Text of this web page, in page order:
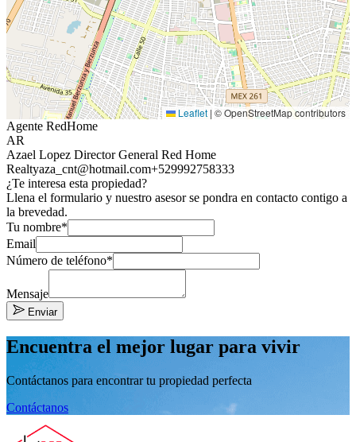
Leaflet | © OpenStreetMap contributors
Agente RedHome
AR
Azael Lopez Director General Red Home
Realtyaza_cnt@hotmail.com+529992758333
¿Te interesa esta propiedad?
Llena el formulario y nuestro asesor se pondra en contacto contigo a
la brevedad.
Tu nombre*
Email
Número de teléfono*
Mensaje
Enviar
Encuentra el mejor lugar para vivir
Contáctanos para encontrar tu propiedad perfecta
Contáctanos